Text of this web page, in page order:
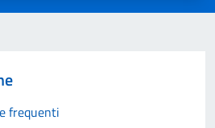
frequenti